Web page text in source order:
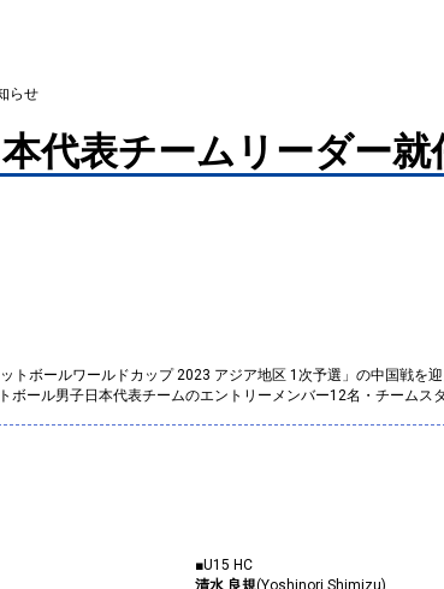
らせ
代表チームリーダー
トボールワールドカップ 2023 アジア地区 1次予選」の中国戦を迎
ール男子日本代表チームのエントリーメンバー12名・チームス
■U15 HC
清水 良規(Yoshinori Shimizu)